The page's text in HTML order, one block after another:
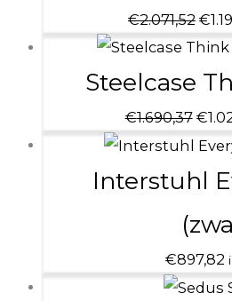
€2.071,52 €
Steelcase
€1.690,37
prijs
€
Interstuhl
€897,82